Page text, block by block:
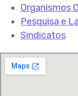
Organismos
Pesquisa e
Sindicatos